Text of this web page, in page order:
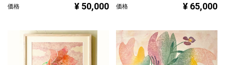
価格
¥ 50,000
価格
¥ 65,000